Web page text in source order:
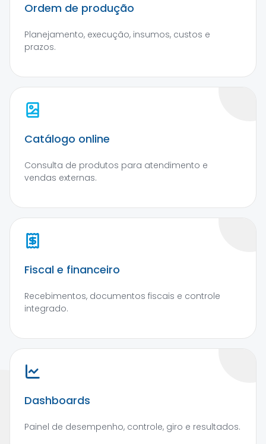
Ordem de produção
Planejamento, execução, insumos, custos e
prazos.
Catálogo online
Consulta de produtos para atendimento e
vendas externas.
Fiscal e financeiro
Recebimentos, documentos fiscais e controle
integrado.
Dashboards
Painel de desempenho, controle, giro e resultados.